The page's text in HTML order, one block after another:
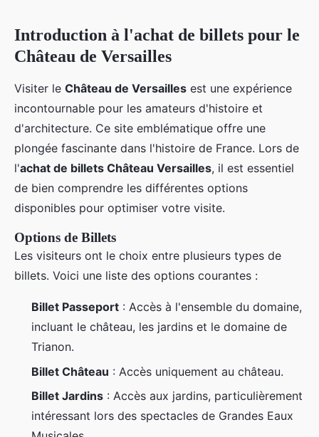
Introduction à l'achat de billets pour le
Château de Versailles
Visiter le Château de Versailles est une expérience
incontournable pour les amateurs d'histoire et
d'architecture. Ce site emblématique offre une
plongée fascinante dans l'histoire de France. Lors de
l'achat de billets Château Versailles, il est essentiel
de bien comprendre les différentes options
disponibles pour optimiser votre visite.
Options de Billets
Les visiteurs ont le choix entre plusieurs types de
billets. Voici une liste des options courantes :
Billet Passeport : Accès à l'ensemble du domaine,
incluant le château, les jardins et le domaine de
Trianon.
Billet Château : Accès uniquement au château.
Billet Jardins : Accès aux jardins, particulièrement
intéressant lors des spectacles de Grandes Eaux